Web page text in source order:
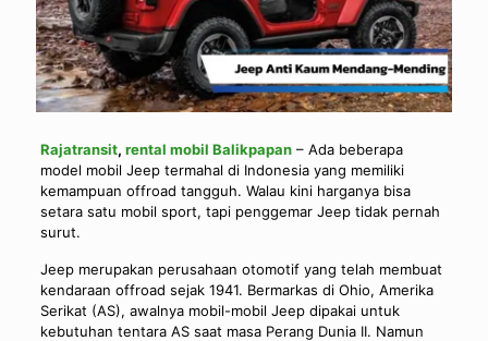
Rajatransit, rental mobil Balikpapan– Ada beberapa
model mobil Jeep termahal di Indonesia yang memiliki
kemampuan offroad tangguh. Walau kini harganya bisa
setara satu mobil sport, tapi penggemar Jeep tidak pernah
surut.
Jeep merupakan perusahaan otomotif yang telah membuat
kendaraan offroad sejak 1941. Bermarkas di Ohio, Amerika
Serikat (AS), awalnya mobil-mobil Jeep dipakai untuk
kebutuhan tentara AS saat masa Perang Dunia II. Namun